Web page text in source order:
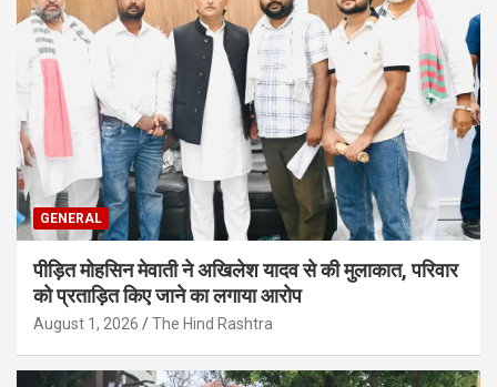
GENERAL
पीड़ित मोहसिन मेवाती ने अखिलेश यादव से की मुलाकात, परिवार
को प्रताड़ित किए जाने का लगाया आरोप
August 1, 2026 The Hind Rashtra